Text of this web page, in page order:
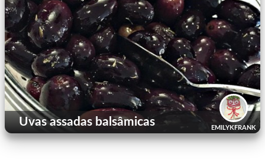
EMILYKFRANK
Uvas assadas balsâmicas